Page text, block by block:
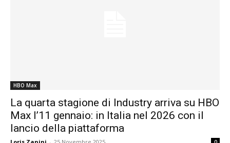
HBO Max
La quarta stagione di Industry arriva su HBO
Max l’11 gennaio: in Italia nel 2026 con il
lancio della piattaforma